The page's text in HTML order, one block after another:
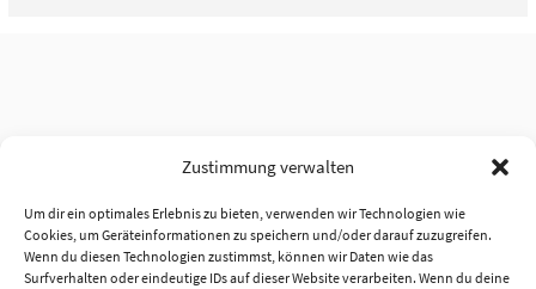
Zustimmung verwalten
Um dir ein optimales Erlebnis zu bieten, verwenden wir Technologien wie
Cookies, um Geräteinformationen zu speichern und/oder darauf zuzugreifen.
Wenn du diesen Technologien zustimmst, können wir Daten wie das
Surfverhalten oder eindeutige IDs auf dieser Website verarbeiten. Wenn du deine